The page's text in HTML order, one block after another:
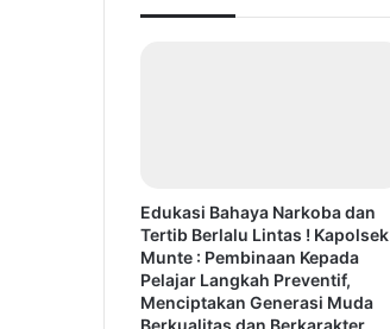
Edukasi Bahaya Narkoba dan
Tertib Berlalu Lintas ! Kapolsek
Munte : Pembinaan Kepada
Pelajar Langkah Preventif,
Menciptakan Generasi Muda